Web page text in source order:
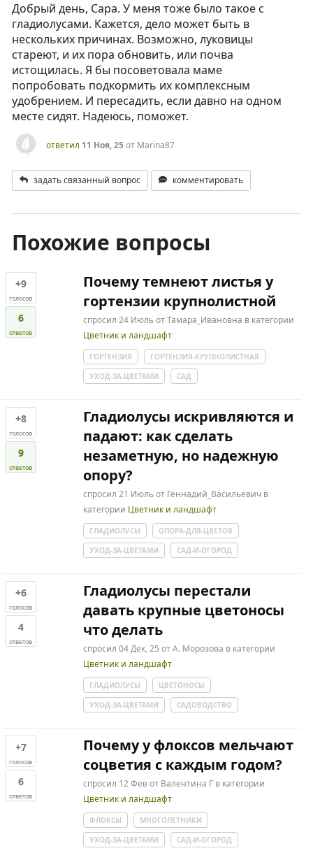
Добрый день, Сара. У меня тоже было такое с
гладиолусами. Кажется, дело может быть в
нескольких причинах. Возможно, луковицы
стареют, и их пора обновить, или почва
истощилась. Я бы посоветовала маме
попробовать подкормить их комплексным
удобрением. И пересадить, если давно на одном
месте сидят. Надеюсь, поможет.
ответил 11 Ноя, 25от Marina87
задать связанный вопрос комментировать
Похожие вопросы
+9
голосов
6
ответов
Почему темнеют листья у
гортензии крупнолистной
спросил 24 Июль отТамара_Ивановна в категории
Цветник и ландшафт
ГОРТЕНЗИЯ
ГОРТЕНЗИЯ-КРУПНОЛИСТНАЯ
УХОД-ЗА-ЦВЕТАМИ
САД
+8
голосов
9
ответов
Гладиолусы искривляются и
падают: как сделать
незаметную, но надежную
опору?
спросил 21 Июль от Геннадий_Васильевич в
категории Цветник и ландшафт
ГЛАДИОЛУСЫ
ОПОРА-ДЛЯ-ЦВЕТОВ
УХОД-ЗА-ЦВЕТАМИ
САД-И-ОГОРОД
+6
голосов
4
ответов
Гладиолусы перестали
давать крупные цветоносы
что делать
спросил 04 Дек, 25 отА. Морозова в категории
Цветник и ландшафт
ГЛАДИОЛУСЫ
ЦВЕТОНОСЫ
УХОД-ЗА-ЦВЕТАМИ
САДОВОДСТВО
+7
голосов
6
ответов
Почему у флоксов мельчают
соцветия с каждым годом?
спросил 12 Фев от Валентина Г в категории
Цветник и ландшафт
ФЛОКСЫ
МНОГОЛЕТНИКИ
УХОД-ЗА-ЦВЕТАМИ
САД-И-ОГОРОД